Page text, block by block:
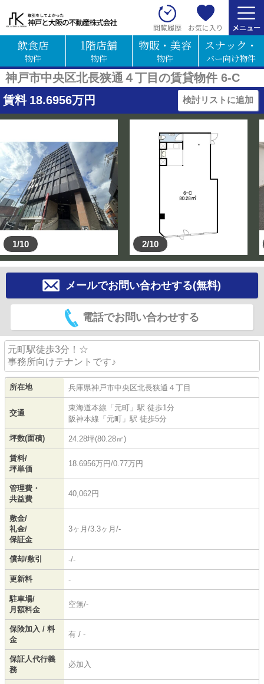
閲覧履歴 お気に入り
飲食店
物件
1階店舗
物件
物販・美容
物件
スナック・
バー向け物件
神戸市中央区北長狭通４丁目の賃貸物件 6-C
賃料 18.6956万円 検討リストに追加
1/10 2/10
メールでお問い合わせする(無料)
電話でお問い合わせする
元町駅徒歩3分！☆
事務所向けテナントです♪
所在地 兵庫県神戸市中央区北長狭通 ４丁目
交通
東海道本線 「 元町 」駅 徒歩1分
阪神本線 「 元町 」駅 徒歩5分
坪数(面積) 24.28坪(80.28㎡)
賃料/
坪単価
18.6956万円/0.77万円
管理費・
共益費
40,062円
敷金/
礼金/
保証金
3ヶ月/3.3ヶ月/-
償却/敷引 -/-
更新料 -
駐車場/
月額料金
空無/-
保険加入 / 料
金
有 / -
保証人代行義
務
必加入